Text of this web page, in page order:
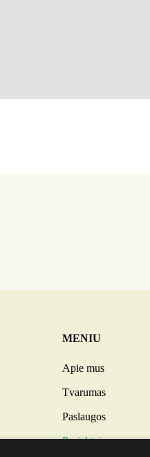
MENIU
Apie mus
Tvarumas
Paslaugos
Projektai